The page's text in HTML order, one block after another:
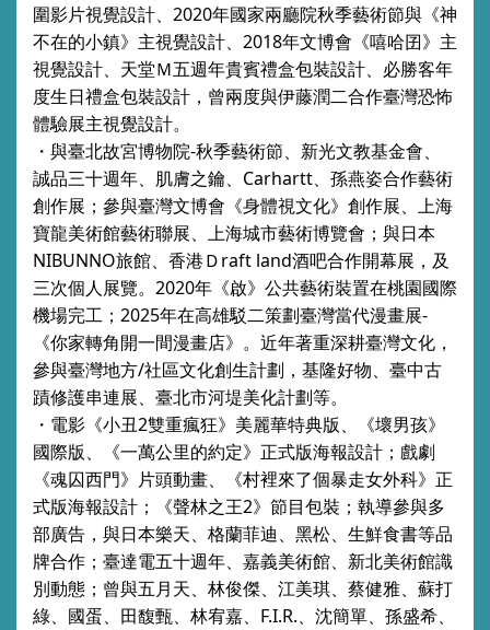
圍影片視覺設計、2020年國家兩廳院秋季藝術節與《神
不在的小鎮》主視覺設計、2018年文博會《嘻哈囝》主
視覺設計、天堂Ｍ五週年貴賓禮盒包裝設計、必勝客年
度生日禮盒包裝設計，曾兩度與伊藤潤二合作臺灣恐怖
體驗展主視覺設計。
・與臺北故宮博物院-秋季藝術節、新光文教基金會、
誠品三十週年、肌膚之鑰、Carhartt、孫燕姿合作藝術
創作展；參與臺灣文博會《身體視文化》創作展、上海
寶龍美術館藝術聯展、上海城市藝術博覽會；與日本
NIBUNNO旅館、香港Ｄraft land酒吧合作開幕展，及
三次個人展覽。2020年《啟》公共藝術裝置在桃園國際
機場完工；2025年在高雄駁二策劃臺灣當代漫畫展-
《你家轉角開一間漫畫店》。近年著重深耕臺灣文化，
參與臺灣地方/社區文化創生計劃，基隆好物、臺中古
蹟修護串連展、臺北市河堤美化計劃等。
・電影《小丑2雙重瘋狂》美麗華特典版、《壞男孩》
國際版、《一萬公里的約定》正式版海報設計；戲劇
《魂囚西門》片頭動畫、《村裡來了個暴走女外科》正
式版海報設計；《聲林之王2》節目包裝；執導參與多
部廣告，與日本樂天、格蘭菲迪、黑松、生鮮食書等品
牌合作；臺達電五十週年、嘉義美術館、新北美術館識
別動態；曾與五月天、林俊傑、江美琪、蔡健雅、蘇打
綠、國蛋、田馥甄、林宥嘉、F.I.R.、沈簡單、孫盛希、